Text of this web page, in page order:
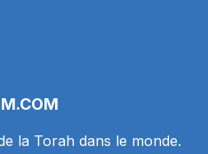
la Torah dans le monde.